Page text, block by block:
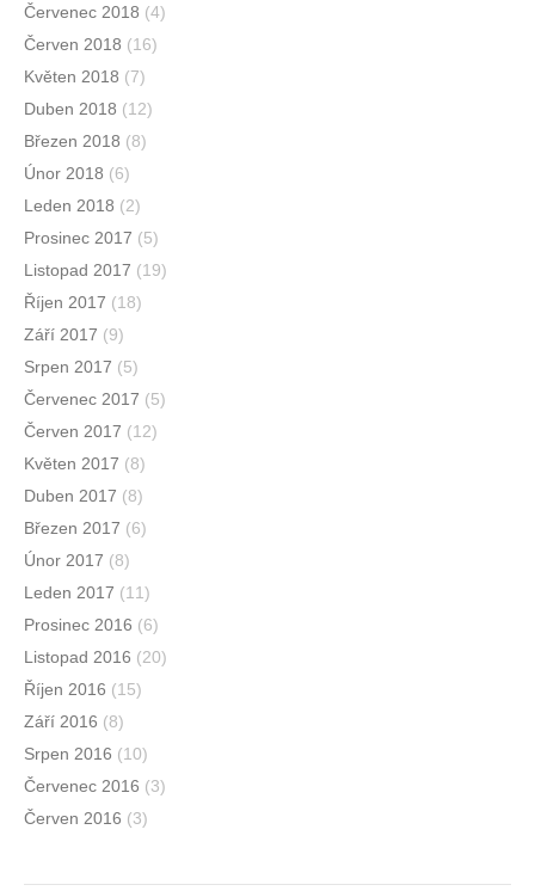
Červenec 2018 (4)
Červen 2018 (16)
Květen 2018 (7)
Duben 2018 (12)
Březen 2018 (8)
Únor 2018 (6)
Leden 2018 (2)
Prosinec 2017 (5)
Listopad 2017 (19)
Říjen 2017 (18)
Září 2017 (9)
Srpen 2017 (5)
Červenec 2017 (5)
Červen 2017 (12)
Květen 2017 (8)
Duben 2017 (8)
Březen 2017 (6)
Únor 2017 (8)
Leden 2017 (11)
Prosinec 2016 (6)
Listopad 2016 (20)
Říjen 2016 (15)
Září 2016 (8)
Srpen 2016 (10)
Červenec 2016 (3)
Červen 2016 (3)